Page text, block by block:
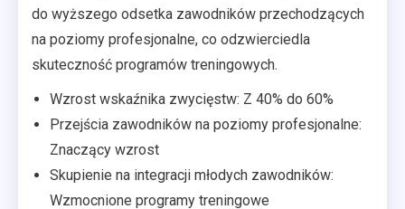
do wyższego odsetka zawodników przechodzących
na poziomy profesjonalne, co odzwierciedla
skuteczność programów treningowych.
Wzrost wskaźnika zwycięstw: Z 40% do 60%
Przejścia zawodników na poziomy profesjonalne:
Znaczący wzrost
Skupienie na integracji młodych zawodników:
Wzmocnione programy treningowe